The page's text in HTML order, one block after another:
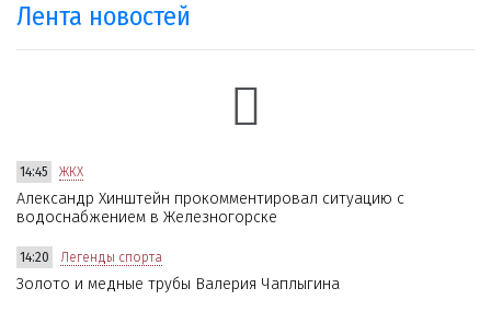
Лента новостей
14:45 ЖКХ
Александр Хинштейн прокомментировал ситуацию с
водоснабжением в Железногорске
14:20 Легенды спорта
Золото и медные трубы Валерия Чаплыгина